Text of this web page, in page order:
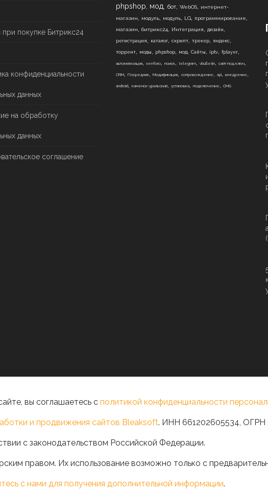
при покупке Битрикс24
конфиденциальности
данных
на обработку
данных
соглашение
phpshop, мод, бот, WebOS, интернет-
магазин, модуль, модуль, LG, программирование,
магазин, битрикс24, Интеграция, дизайн ,
регистрация , каталог, скрипт, трекер, яндекс,
торрент, моды , phpshop, мод, Сайты , iptv, fplayer,
автоматизация, xenforo, поиск, telegram, vbulletin, сайт под ключ,
CRM, Посредник, Модификация, сопровождение , api, внедрение ,
android, каменск-уральский, установка, подключение , CMS
вы соглашаетесь с политикой конфиденциальности
и продвижения сайтов Bleaksoft. ИНН 661202605534, ОГРН
с законодательством Российской Федерации.
правом. Их использование возможно только с
с нами для получения дополнительной информации.